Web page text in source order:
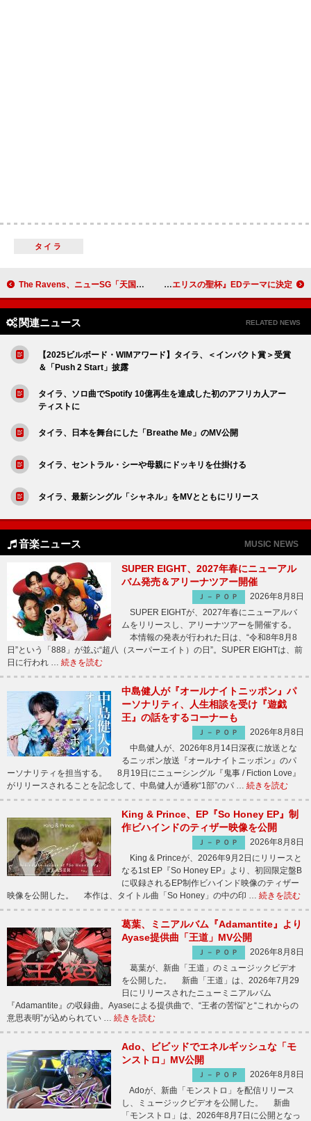
タイラ
The Ravens、ニューSG「天国レイヴンズ」配信リリース決定 田村ゆかり、新曲「カメリア」がTVアニメ『エリスの聖杯』EDテーマに決定
関連ニュース RELATED NEWS
【2025ビルボード・WIMアワード】タイラ、＜インパクト賞＞受賞
＆「Push 2 Start」披露
タイラ、ソロ曲でSpotify 10億再生を達成した初のアフリカ人アー
ティストに
タイラ、日本を舞台にした「Breathe Me」のMV公開
タイラ、セントラル・シーや母親にドッキリを仕掛ける
タイラ、最新シングル「シャネル」をMVとともにリリース
音楽ニュース MUSIC NEWS
SUPER EIGHT、2027年春にニューアル
バム発売＆アリーナツアー開催
Ｊ－ＰＯＰ
2026年8月8日
SUPER EIGHTが、2027年春にニューアルバ
ムをリリースし、アリーナツアーを開催する。
本情報の発表が行われた日は、“令和8年8月8
日”という「888」が並ぶ“超八（スーパーエイト）の日”。SUPER EIGHTは、前
日に行われ … 続きを読む
中島健人が『オールナイトニッポン』パ
ーソナリティ、人生相談を受け『遊戯
王』の話をするコーナーも
Ｊ－ＰＯＰ
2026年8月8日
中島健人が、2026年8月14日深夜に放送とな
るニッポン放送『オールナイトニッポン』のパ
ーソナリティを担当する。 8月19日にニューシングル『鬼事 / Fiction Love』
がリリースされることを記念して、中島健人が通称“1部”のパ … 続きを読む
King & Prince、EP『So Honey EP』制
作ビハインドのティザー映像を公開
Ｊ－ＰＯＰ
2026年8月8日
King & Princeが、2026年9月2日にリリースと
なる1st EP『So Honey EP』より、初回限定盤B
に収録されるEP制作ビハインド映像のティザー
映像を公開した。 本作は、タイトル曲「So Honey」の中の印 … 続きを読む
葛葉、ミニアルバム『Adamantite』より
Ayase提供曲「王道」MV公開
Ｊ－ＰＯＰ
2026年8月8日
葛葉が、新曲「王道」のミュージックビデオ
を公開した。 新曲「王道」は、2026年7月29
日にリリースされたニューミニアルバム
『Adamantite』の収録曲。Ayaseによる提供曲で、“王者の苦悩”と“これからの
意思表明”が込められてい … 続きを読む
Ado、ビビッドでエネルギッシュな「モ
ンストロ」MV公開
Ｊ－ＰＯＰ
2026年8月8日
Adoが、新曲「モンストロ」を配信リリース
し、ミュージックビデオを公開した。 新曲
「モンストロ」は、2026年8月7日に公開となっ